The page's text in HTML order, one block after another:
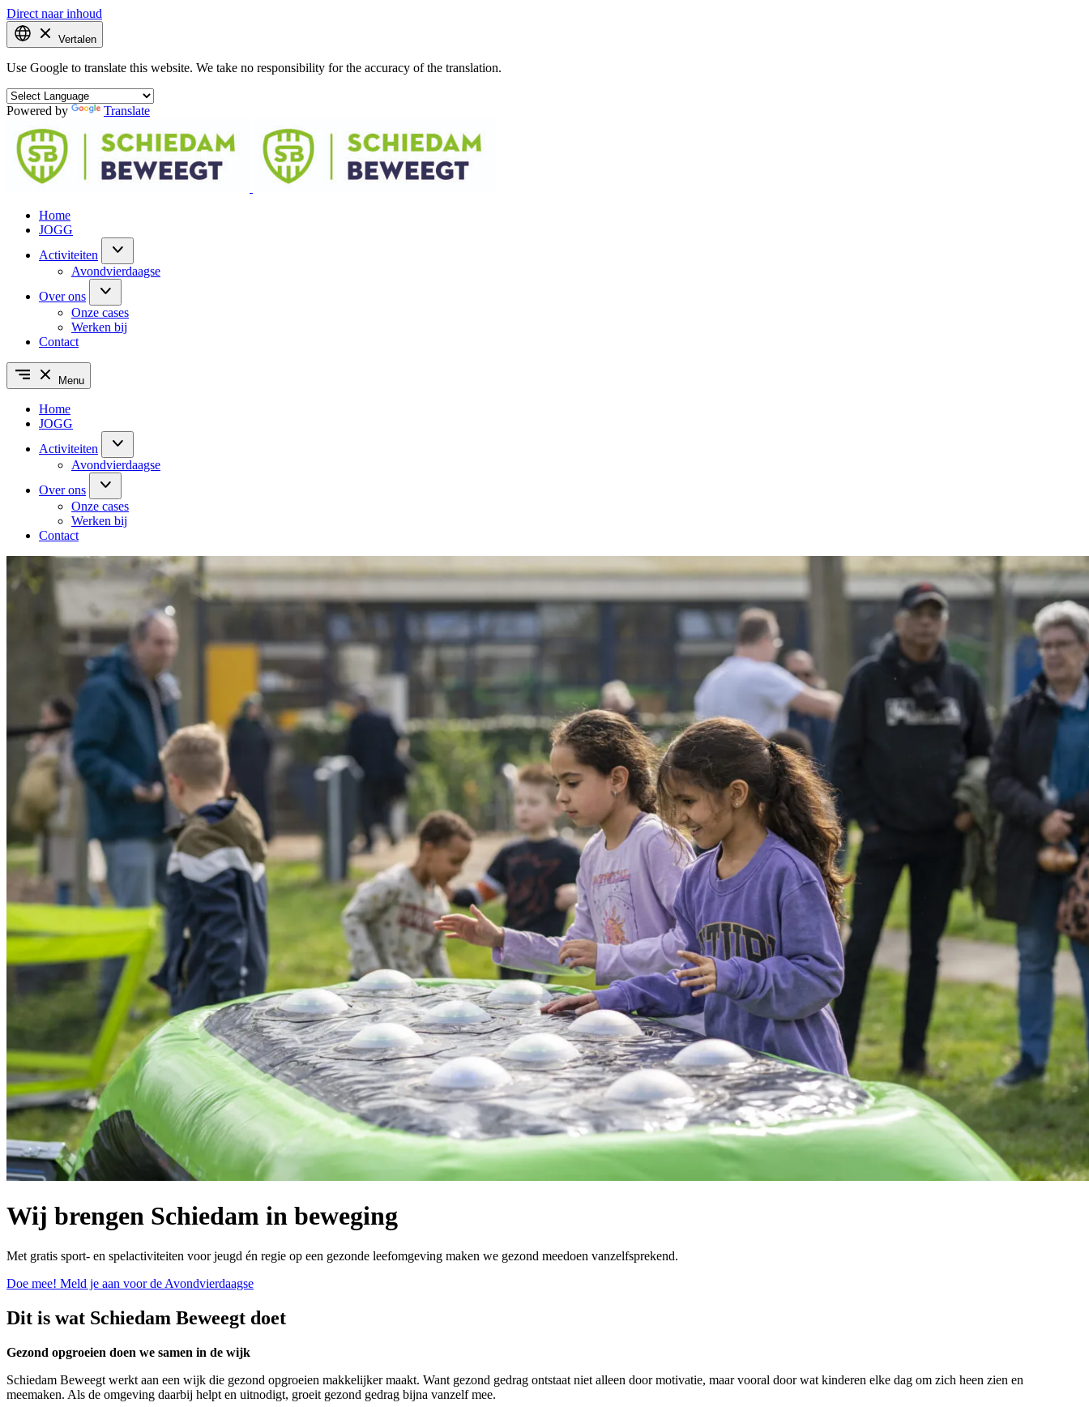
Direct naar inhoud
Vertalen
Use Google to translate this website. We take no responsibility for the accuracy of the translation.
Powered by Translate
Home
JOGG
Activiteiten
Avondvierdaagse
Over ons
Onze cases
Werken bij
Contact
Menu
Home
JOGG
Activiteiten
Avondvierdaagse
Over ons
Onze cases
Werken bij
Contact
Wij brengen Schiedam in beweging
Met gratis sport- en spelactiviteiten voor jeugd én regie op een gezonde leefomgeving maken we gezond meedoen vanzelfsprekend.
Doe mee! Meld je aan voor de Avondvierdaagse
Dit is wat Schiedam Beweegt doet
Gezond opgroeien doen we samen in de wijk
Schiedam Beweegt werkt aan een wijk die gezond opgroeien makkelijker maakt. Want gezond gedrag ontstaat niet alleen door motivatie, maar vooral door wat kinderen elke dag om zich heen zien en
meemaken. Als de omgeving daarbij helpt en uitnodigt, groeit gezond gedrag bijna vanzelf mee.